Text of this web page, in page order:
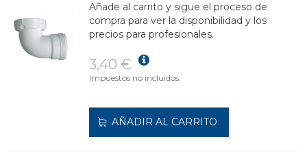
Añade al carrito y sigue el proceso de
compra para ver la disponibilidad y los
precios para profesionales.
3,40 €
Impuestos no incluidos.
AÑADIR AL CARRITO